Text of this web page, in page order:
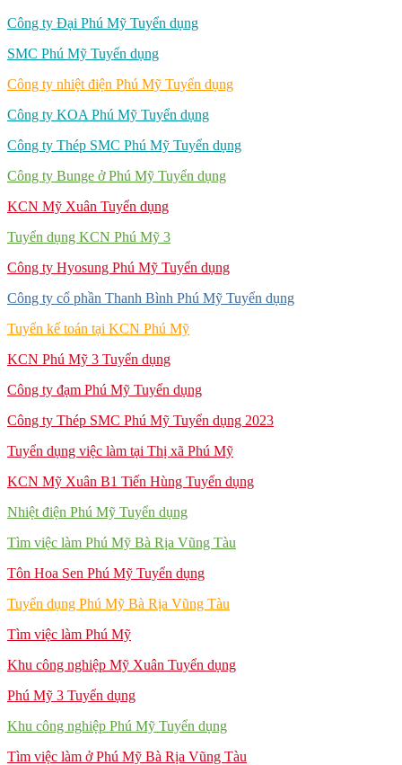
Công ty Đại Phú Mỹ Tuyển dụng
SMC Phú Mỹ Tuyển dụng
Công ty nhiệt điện Phú Mỹ Tuyển dụng
Công ty KOA Phú Mỹ Tuyển dụng
Công ty Thép SMC Phú Mỹ Tuyển dụng
Công ty Bunge ở Phú Mỹ Tuyển dụng
KCN Mỹ Xuân Tuyển dụng
Tuyển dụng KCN Phú Mỹ 3
Công ty Hyosung Phú Mỹ Tuyển dụng
Công ty cổ phần Thanh Bình Phú Mỹ Tuyển dụng
Tuyển kế toán tại KCN Phú Mỹ
KCN Phú Mỹ 3 Tuyển dụng
Công ty đạm Phú Mỹ Tuyển dụng
Công ty Thép SMC Phú Mỹ Tuyển dụng 2023
Tuyển dụng việc làm tại Thị xã Phú Mỹ
KCN Mỹ Xuân B1 Tiến Hùng Tuyển dụng
Nhiệt điện Phú Mỹ Tuyển dụng
Tìm việc làm Phú Mỹ Bà Rịa Vũng Tàu
Tôn Hoa Sen Phú Mỹ Tuyển dụng
Tuyển dụng Phú Mỹ Bà Rịa Vũng Tàu
Tìm việc làm Phú Mỹ
Khu công nghiệp Mỹ Xuân Tuyển dụng
Phú Mỹ 3 Tuyển dụng
Khu công nghiệp Phú Mỹ Tuyển dụng
Tìm việc làm ở Phú Mỹ Bà Rịa Vũng Tàu